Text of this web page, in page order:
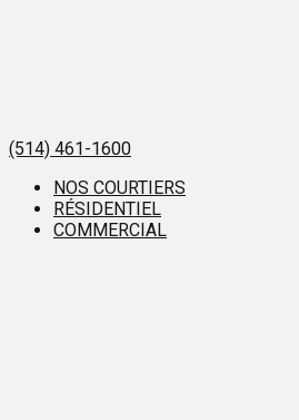
(514) 461-1600
NOS COURTIERS
RÉSIDENTIEL
COMMERCIAL